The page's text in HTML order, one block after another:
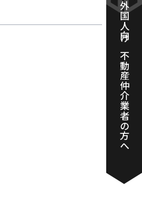
外国人向け不動産仲介業者の方へ